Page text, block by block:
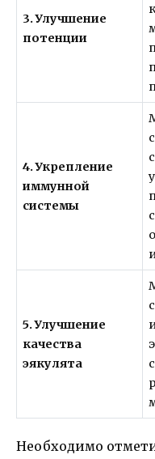
3. Улучшение
потенции
4. Укрепление
иммунной
системы
5. Улучшение
качества
эякулята
Необходимо